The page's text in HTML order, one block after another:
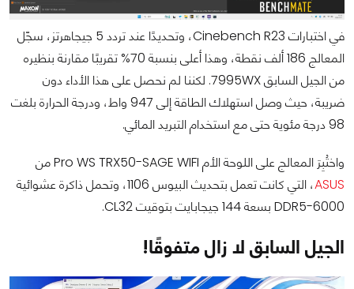
في اختبارات Cinebench R23، وتحديدًا عند تردد 5 جيجاهرتز، سجّل
المعالج 186 ألف نقطة، وهذا أعلى بنسبة 70% تقريبًا مقارنة بنظيره
من الجيل السابق 7995WX. لكننا لم نحصل على هذا الأداء دون
ضريبة، حيث وصل استهلاك الطاقة إلى 947 واط، ودرجة الحرارة بلغت
98 درجة مئوية حتى مع استخدام التبريد المائي.
واختُبِرَ المعالج على اللوحة الأم Pro WS TRX50-SAGE WIFI من
ASUS
، التي كانت تعمل بتحديث البيوس 1106، وتحمل ذاكرة عشوائية
DDR5-6000 بسعة 144 جيجابايت بتوقيت CL32.
الجيل السابق لا زال متفوقًا!